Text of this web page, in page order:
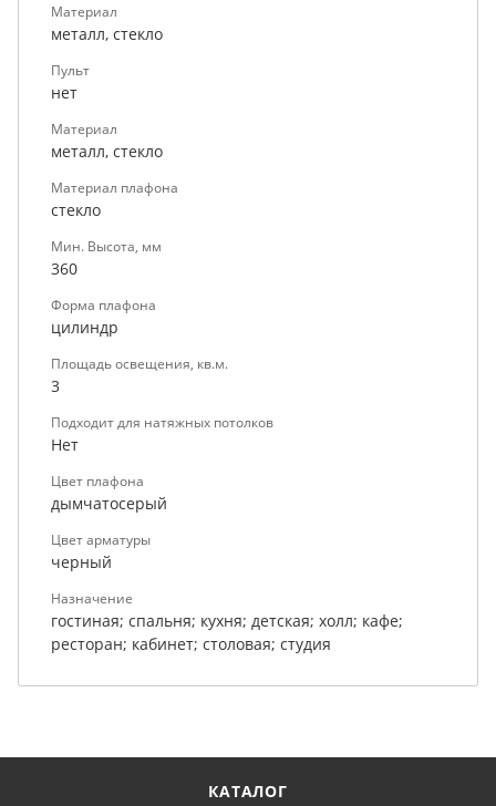
Материал
металл, стекло
Пульт
нет
Материал
металл, стекло
Материал плафона
стекло
Мин. Высота, мм
360
Форма плафона
цилиндр
Площадь освещения, кв.м.
3
Подходит для натяжных потолков
Нет
Цвет плафона
дымчатосерый
Цвет арматуры
черный
Назначение
гостиная; спальня; кухня; детская; холл; кафе;
ресторан; кабинет; столовая; студия
КАТАЛОГ